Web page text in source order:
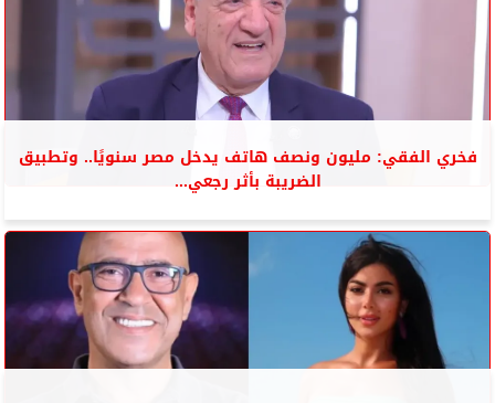
فخري الفقي: مليون ونصف هاتف يدخل مصر سنويًا.. وتطبيق
الضريبة بأثر رجعي...